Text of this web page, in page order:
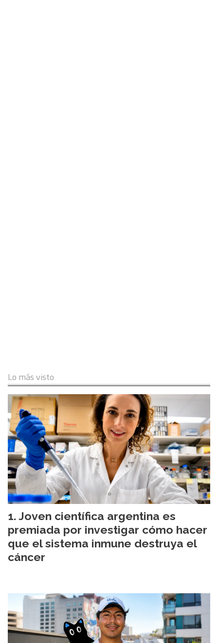
Lo más visto
Joven científica argentina es
premiada por investigar cómo hacer
que el sistema inmune destruya el
cáncer